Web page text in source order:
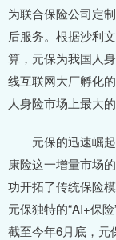
为联合保险公司定
后服务。根据沙利
算，元保为我国人
线互联网大厂孵化
人身险市场上最大
元保的迅速崛起
康险这一增量市场
功开拓了传统保险
元保独特的“AI+保
截至今年6月底，元